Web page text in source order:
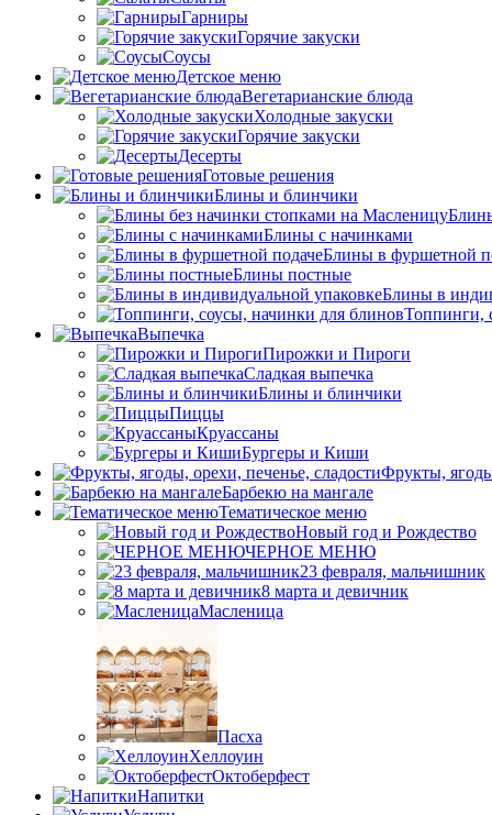
Гарниры
Горячие закуски
Соусы
Детское меню
Вегетарианские блюда
Холодные закуски
Горячие закуски
Десерты
Готовые решения
Блины и блинчики
Блины с начинками
Блины в фуршетной
Блины постные
Блины в
Топпинги,
Выпечка
Пирожки и Пироги
Сладкая выпечка
Блины и блинчики
Пиццы
Круасcаны
Бургеры и Киши
Фрукты,
Барбекю на мангале
Тематическое меню
Новый год и Рождество
ЧЕРНОЕ МЕНЮ
23 февраля, мальчишник
8 марта и девичник
Масленица
Пасха
Хеллоуин
Октоберфест
Напитки